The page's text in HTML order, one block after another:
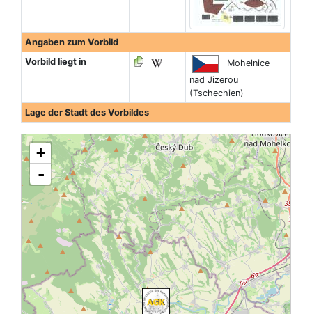
Angaben zum Vorbild
Vorbild liegt in
Mohelnice
nad Jizerou
(Tschechien)
Lage der Stadt des Vorbildes
+
-